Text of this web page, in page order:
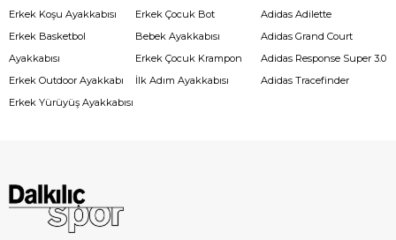
Erkek Koşu Ayakkabısı
Erkek Basketbol
Ayakkabısı
Erkek Outdoor Ayakkabı
Erkek Yürüyüş Ayakkabısı
Erkek Çocuk Bot
Bebek Ayakkabısı
Erkek Çocuk Krampon
İlk Adım Ayakkabısı
Adidas Adilette
Adidas Grand Court
Adidas Response Super 3.0
Adidas Tracefinder